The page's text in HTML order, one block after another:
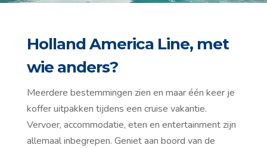
Holland America Line, met
wie anders?
Meerdere bestemmingen zien en maar één keer je
koffer uitpakken tijdens een cruise vakantie.
Vervoer, accommodatie, eten en entertainment zijn
allemaal inbegrepen. Geniet aan boord van de